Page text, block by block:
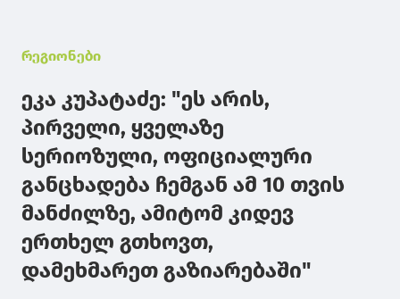
რეგიონები
ეკა კუპატაძე: "ეს არის,
პირველი, ყველაზე
სერიოზული, ოფიციალური
განცხადება ჩემგან ამ 10 თვის
მანძილზე, ამიტომ კიდევ
ერთხელ გთხოვთ,
დამეხმარეთ გაზიარებაში"